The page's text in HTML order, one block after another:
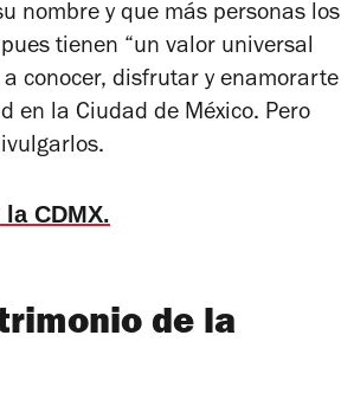
nombre y que más personas los
tienen “un valor universal
conocer, disfrutar y enamorarte
en la Ciudad de México. Pero
CDMX.
de la